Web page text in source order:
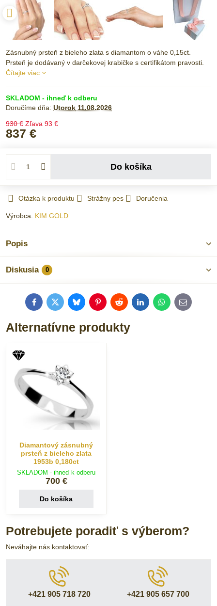
Zásnubný prsteň z bieleho zlata s diamantom o váhe 0,15ct.
Prsteň je dodávaný v darčekovej krabičke s certifikátom pravosti.
Čítajte viac
SKLADOM - ihneď k odberu
Doručíme dňa: Utorok 11.08.2026
930 € Zľava 93 €
837 €
Do košíka
Otázka k produktu Strážny pes Doručenia
Výrobca: KIM GOLD
Popis
Diskusia 0
FacebookTwitterBlueskyPinterestRedditLinkedInWhatsApp
E-
mail
Alternatívne produkty
Diamantový zásnubný
prsteň z bieleho zlata
1953b 0,180ct
SKLADOM - ihneď k odberu
700 €
Do košíka
Potrebujete poradiť s výberom?
Neváhajte nás kontaktovať:
+421 905 718 720 +421 905 657 700